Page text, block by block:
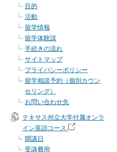
目的
活動
留学情報
留学体験談
手続きの流れ
サイトマップ
プライバシーポリシー
留学相談予約（個別カウン
セリング）
お問い合わせ先
テキサス州立大学付属オンラ
イン英語コース
開講日
受講費用